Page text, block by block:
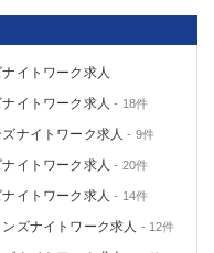
イトワーク求人
イトワーク求人 - 18件
ナイトワーク求人 - 9件
イトワーク求人 - 20件
イトワーク求人 - 14件
ズナイトワーク求人 - 12件